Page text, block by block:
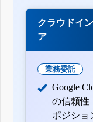
クラウドイ
ア
業務委託
Google
の信頼性
ポジショ